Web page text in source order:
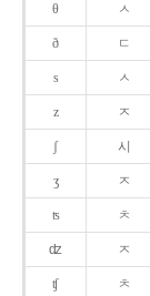
θ ㅅ
ð ㄷ
s ㅅ
z ㅈ
ʃ 시
ʒ ㅈ
ʦ ㅊ
ʣ ㅈ
ʧ ㅊ